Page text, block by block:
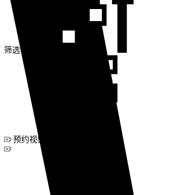
筛选
预约视频咨询